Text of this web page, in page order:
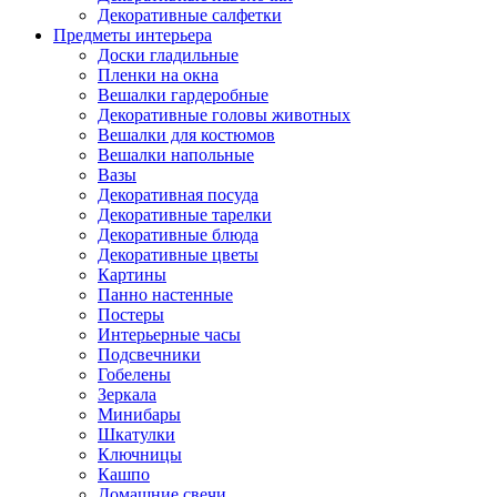
Декоративные салфетки
Предметы интерьера
Доски гладильные
Пленки на окна
Вешалки гардеробные
Декоративные головы животных
Вешалки для костюмов
Вешалки напольные
Вазы
Декоративная посуда
Декоративные тарелки
Декоративные блюда
Декоративные цветы
Картины
Панно настенные
Постеры
Интерьерные часы
Подсвечники
Гобелены
Зеркала
Минибары
Шкатулки
Ключницы
Кашпо